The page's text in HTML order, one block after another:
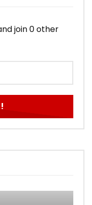
join 0 other